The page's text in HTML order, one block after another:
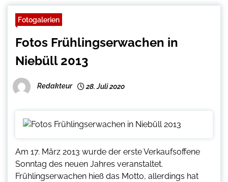
Fotogalerien
Fotos Frühlingserwachen in
Niebüll 2013
Redakteur 28. Juli 2020
Am 17. März 2013 wurde der erste Verkaufsoffene
Sonntag des neuen Jahres veranstaltet.
Frühlingserwachen hieß das Motto, allerdings hat